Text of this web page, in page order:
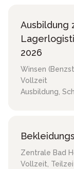
Ausbildung
2026
Winsen
Vollzeit
Ausbildung,
Zentrale Bad
Vollzeit,